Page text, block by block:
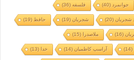
جوانمرد (40) فلسفه(36)
شجریان(20) شجریان(19) حافظ (19)
(16) ملاصدرا (15)
(14) آراسپ کاظمیان(14) خدا (13)